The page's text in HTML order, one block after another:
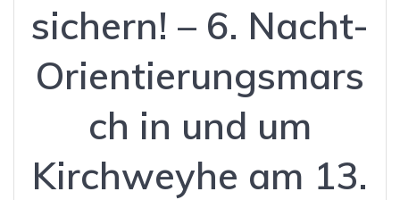
sichern! – 6. Nacht-
Orientierungsmars
ch in und um
Kirchweyhe am 13.